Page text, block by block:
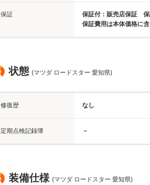
保証
保証付：販売店保証
保証費用は本体価格に
状態 (マツダ ロードスター 愛知県)
修復歴 なし
定期点検記録簿 －
装備仕様 (マツダ ロードスター 愛知県)